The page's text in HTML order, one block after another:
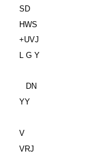
SD
HWS
+UVJ
L G Y
DN
YY
V
VRJ